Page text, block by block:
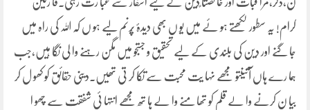
کرام! یہ سطور لکھتے ہو ئے میں یو ں بھی دیدۂ پُرنم لیے ہو ں کہ اللہ کی راہ میں
جا گنے اور دین کی بلندی کے لیے تحقیق و جستجو میں مگن رہنے وا لی نگا ہیں،جب
ہما رے ہاں آتیںتو مجھے نہا یت محبت سے تکا کر تی تھیں۔دینی حقائق کو کھو ل کر
بیا ن کرنے وا لے قلم کو تھا منے وا لے ہا تھ مجھے انتہا ئی شفقت سے چھو ا